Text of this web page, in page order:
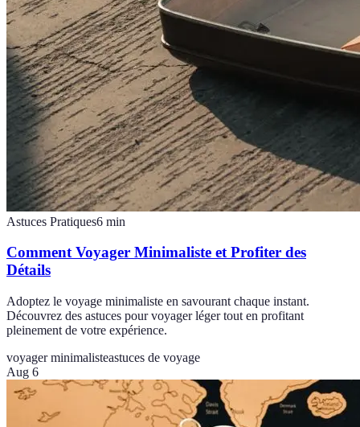
Astuces Pratiques6 min
Comment Voyager Minimaliste et Profiter des
Détails
Adoptez le voyage minimaliste en savourant chaque instant.
Découvrez des astuces pour voyager léger tout en profitant
pleinement de votre expérience.
voyager minimalisteastuces de voyage
Aug 6